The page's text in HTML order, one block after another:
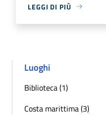
LEGGI DI PIÙ
Luoghi
Biblioteca (1)
Costa marittima (3)